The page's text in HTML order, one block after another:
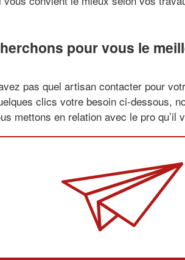
pour vous le
pas quel artisan contacter pour
clics votre besoin ci-dessous,
mettons en relation avec le pro qu’il